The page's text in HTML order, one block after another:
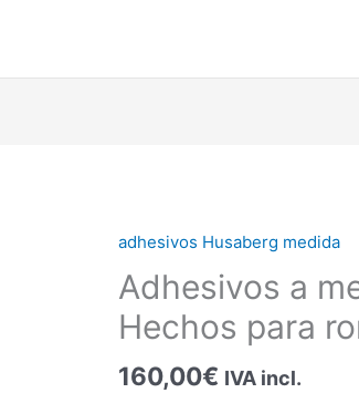
adhesivos Husaberg medida
Adhesivos a
Hechos para
160,00€ IVA incl.
Adhesivos
medida
Husaberg
Hechos